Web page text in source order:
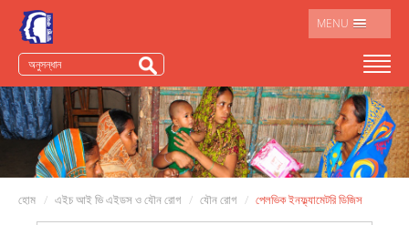
MENU
হোম এইচ আই ভি এইডস ও যৌন রোগ যৌন রোগ পেলভিক ইনফ্ল্যামেটরি ডিজিস